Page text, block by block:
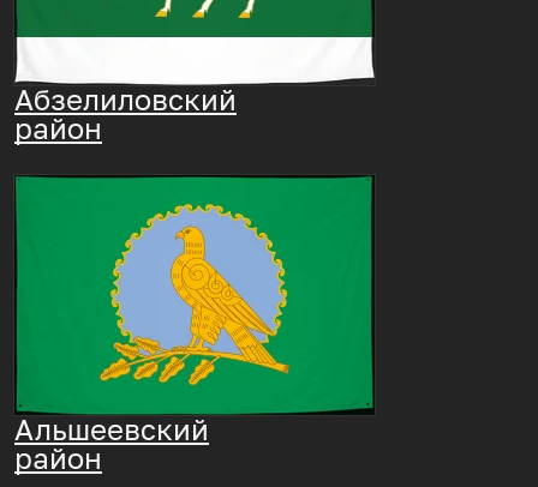
Абзелиловский
район
Альшеевский
район